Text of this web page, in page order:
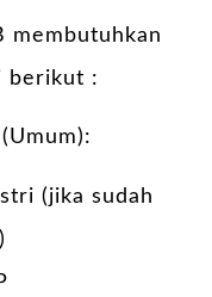
membutuhkan
berikut :
(jika sudah